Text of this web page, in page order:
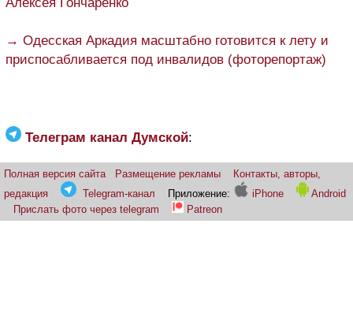
→ Одесская Аркадия масштабно готовится к лету и
приспосабливается под инвалидов (фоторепортаж)
Телеграм канал Думской:
Полная версия сайта Размещение рекламы
Контакты, авторы,
редакция
Telegram-канал Приложение: iPhone
Android
Прислать фото через telegram
Patreon